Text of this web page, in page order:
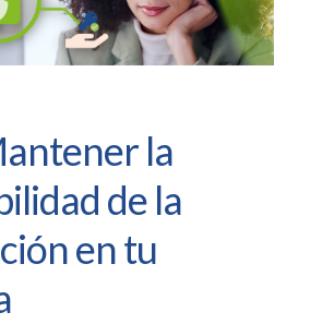
la
de la
en tu